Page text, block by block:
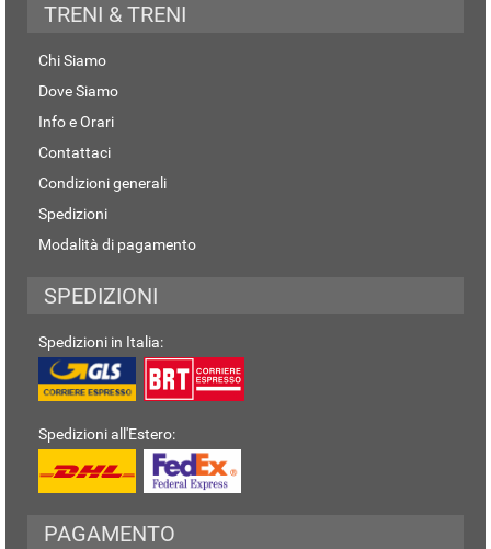
TRENI & TRENI
Chi Siamo
Dove Siamo
Info e Orari
Contattaci
Condizioni generali
Spedizioni
Modalità di pagamento
SPEDIZIONI
Spedizioni in Italia:
Spedizioni all'Estero:
PAGAMENTO